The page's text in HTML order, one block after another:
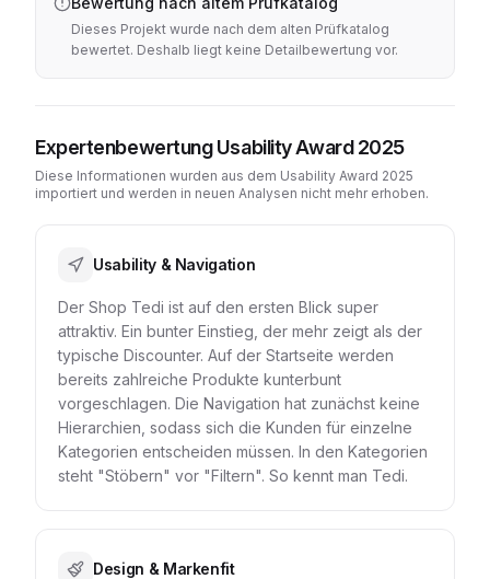
Dieses Projekt wurde nach dem alten Prüfkatalog
bewertet. Deshalb liegt keine Detailbewertung vor.
Expertenbewertung Usability Award 2025
Diese Informationen wurden aus dem Usability Award 2025
importiert und werden in neuen Analysen nicht mehr erhoben.
Usability & Navigation
Der Shop Tedi ist auf den ersten Blick super
attraktiv. Ein bunter Einstieg, der mehr zeigt als der
typische Discounter. Auf der Startseite werden
bereits zahlreiche Produkte kunterbunt
vorgeschlagen. Die Navigation hat zunächst keine
Hierarchien, sodass sich die Kunden für einzelne
Kategorien entscheiden müssen. In den Kategorien
steht "Stöbern" vor "Filtern". So kennt man Tedi.
Design & Markenfit